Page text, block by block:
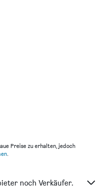
Preise zu erhalten, jedoch
.
noch Verkäufer.